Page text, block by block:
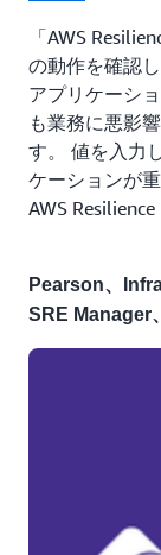
「AWS
の動作を確認
アプリケーシ
も業務に悪影
す。 値を入力
ケーションが
AWS
Pearson、
SRE Manager